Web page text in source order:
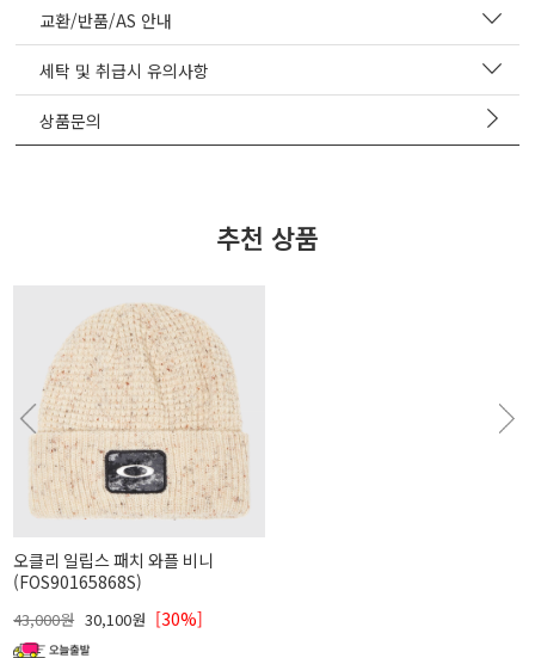
교환/반품/AS 안내
세탁 및 취급시 유의사항
상품문의
추천 상품
오클리 일립스 패치 와플 비니
(FOS90165868S)
43,000원 30,100원 [30%]